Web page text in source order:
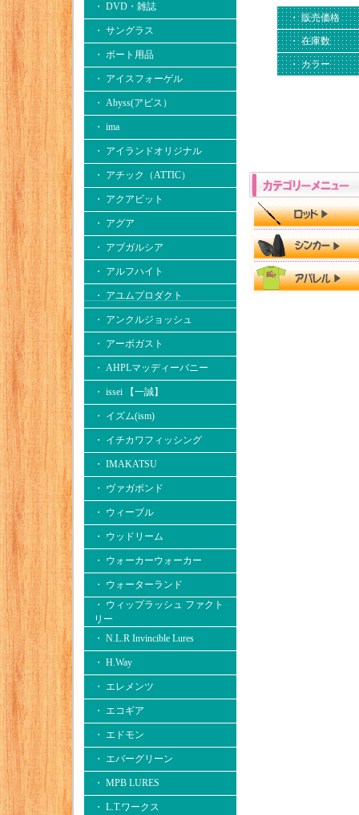
・ DVD・雑誌
・ サングラス
・ ボート用品
・ アイスフォーゲル
・ Abyss(アビス）
・ ima
・ アイランドオリジナル
・ アチック（ATTIC）
・ アクアビット
・ アグア
・ アブガルシア
・ アルフハイト
・ アユムプロダクト
・ アンクルジョッシュ
・ アーボガスト
・ AHPLマッディーバニー
・ issei 【一誠】
・ イズム(ism)
・ イチカワフィッシング
・ IMAKATSU
・ ヴァガボンド
・ ウィーブル
・ ウッドリーム
・ ウォーカーウォーカー
・ ウォーターランド
・ ウィップラッシュ ファクト
リー
・ N.L.R Invincible Lures
・ H.Way
・ エレメンツ
・ エコギア
・ エドモン
・ エバーグリーン
・ MPB LURES
・ L.T.ワークス
・ 販売価格
・ 在庫数
・ カラー